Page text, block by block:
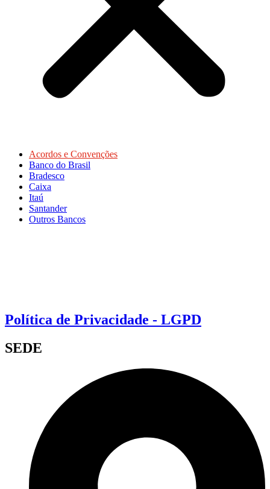
Acordos e Convenções
Banco do Brasil
Bradesco
Caixa
Itaú
Santander
Outros Bancos
Política de Privacidade - LGPD
SEDE